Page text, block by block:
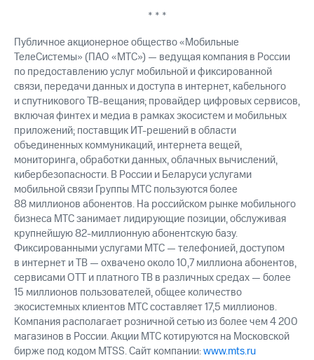
* * *
Публичное акционерное общество «Мобильные
ТелеСистемы» (ПАО «МТС») — ведущая компания в России
по предоставлению услуг мобильной и фиксированной
связи, передачи данных и доступа в интернет, кабельного
и спутникового ТВ-вещания; провайдер цифровых сервисов,
включая финтех и медиа в рамках экосистем и мобильных
приложений; поставщик ИТ-решений в области
объединенных коммуникаций, интернета вещей,
мониторинга, обработки данных, облачных вычислений,
кибербезопасности. В России и Беларуси услугами
мобильной связи Группы МТС пользуются более
88 миллионов абонентов. На российском рынке мобильного
бизнеса МТС занимает лидирующие позиции, обслуживая
крупнейшую 82-миллионную абонентскую базу.
Фиксированными услугами МТС — телефонией, доступом
в интернет и ТВ — охвачено около 10,7 миллиона абонентов,
сервисами OTT и платного ТВ в различных средах — более
15 миллионов пользователей, общее количество
экосистемных клиентов МТС составляет 17,5 миллионов.
Компания располагает розничной сетью из более чем 4 200
магазинов в России. Акции МТС котируются на Московской
бирже под кодом MTSS. Сайт компании:www.mts.ru